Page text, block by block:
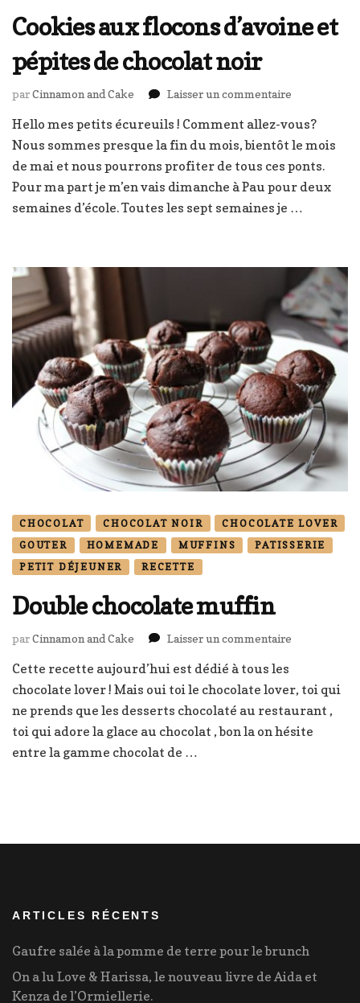
Cookies aux flocons d’avoine et
pépites de chocolat noir
parCinnamon and Cake Laisser un commentaire
aux
flocons
d’avoine
et
pépites
de
Hello mes petits écureuils ! Comment allez-vous?
Nous sommes presque la fin du mois, bientôt le mois
de mai et nous pourrons profiter de tous ces ponts.
Pour ma part je m’en vais dimanche à Pau pour deux
semaines d’école. Toutes les sept semaines je …
CHOCOLAT CHOCOLAT NOIR
CHOCOLATE LOVER
GOUTER
HOMEMADE MUFFINS
PATISSERIE
PETIT DÉJEUNER
RECETTE
Double chocolate muffin
parCinnamon and Cake Laisser un commentaire
muffin
Cette recette aujourd’hui est dédié à tous les
chocolate lover ! Mais oui toi le chocolate lover, toi qui
ne prends que les desserts chocolaté au restaurant ,
toi qui adore la glace au chocolat , bon la on hésite
entre la gamme chocolat de …
ARTICLES RÉCENTS
Gaufre salée à la pomme de terre pour le brunch
On a lu Love & Harissa, le nouveau livre de Aida et
Kenza de l’Ormiellerie.